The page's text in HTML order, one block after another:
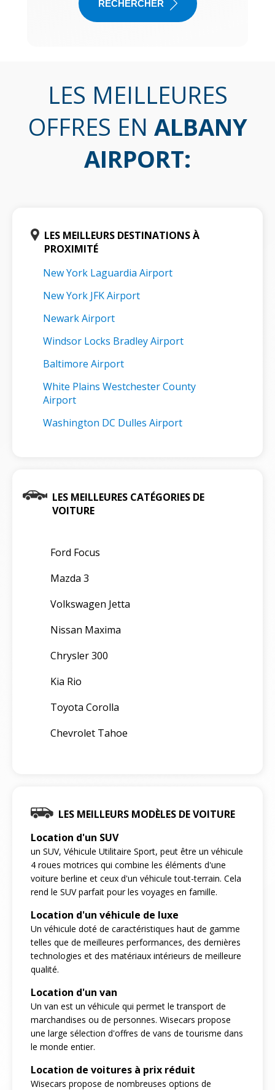
RECHERCHER
LES MEILLEURES
OFFRES EN ALBANY
AIRPORT:
LES MEILLEURS DESTINATIONS À
PROXIMITÉ
New York Laguardia Airport
New York JFK Airport
Newark Airport
Windsor Locks Bradley Airport
Baltimore Airport
White Plains Westchester County
Airport
Washington DC Dulles Airport
LES MEILLEURES CATÉGORIES DE
VOITURE
Ford Focus
Mazda 3
Volkswagen Jetta
Nissan Maxima
Chrysler 300
Kia Rio
Toyota Corolla
Chevrolet Tahoe
LES MEILLEURS MODÈLES DE VOITURE
Location d'un SUV
un SUV, Véhicule Utilitaire Sport, peut être un véhicule
4 roues motrices qui combine les éléments d'une
voiture berline et ceux d'un véhicule tout-terrain. Cela
rend le SUV parfait pour les voyages en famille.
Location d'un véhicule de luxe
Un véhicule doté de caractéristiques haut de gamme
telles que de meilleures performances, des dernières
technologies et des matériaux intérieurs de meilleure
qualité.
Location d'un van
Un van est un véhicule qui permet le transport de
marchandises ou de personnes. Wisecars propose
une large sélection d'offres de vans de tourisme dans
le monde entier.
Location de voitures à prix réduit
Wisecars propose de nombreuses options de